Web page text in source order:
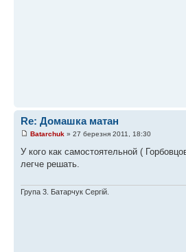
Re: Домашка матан
Batarchuk » 27 березня 2011, 18:30
У кого как самостоятельной (
легче решать.
Група 3. Батарчук Сергій.